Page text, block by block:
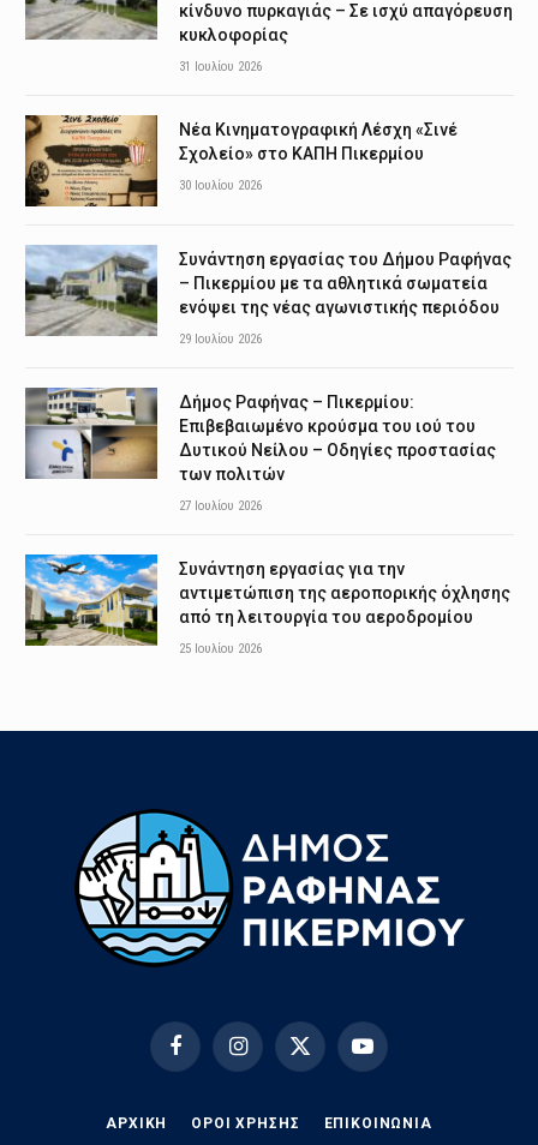
κίνδυνο πυρκαγιάς – Σε ισχύ απαγόρευση
κυκλοφορίας
31 Ιουλίου 2026
Νέα Κινηματογραφική Λέσχη «Σινέ
Σχολείο» στο ΚΑΠΗ Πικερμίου
30 Ιουλίου 2026
Συνάντηση εργασίας του Δήμου Ραφήνας
– Πικερμίου με τα αθλητικά σωματεία
ενόψει της νέας αγωνιστικής περιόδου
29 Ιουλίου 2026
Δήμος Ραφήνας – Πικερμίου:
Επιβεβαιωμένο κρούσμα του ιού του
Δυτικού Νείλου – Οδηγίες προστασίας
των πολιτών
27 Ιουλίου 2026
Συνάντηση εργασίας για την
αντιμετώπιση της αεροπορικής όχλησης
από τη λειτουργία του αεροδρομίου
25 Ιουλίου 2026
FacebookInstagramX
YouTube
ΑΡΧΙΚΗ ΟΡΟΙ ΧΡΗΣΗΣ EΠΙΚΟΙΝΩΝΊΑ